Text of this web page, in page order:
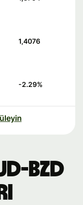
1,4076
-2.29%
BZD